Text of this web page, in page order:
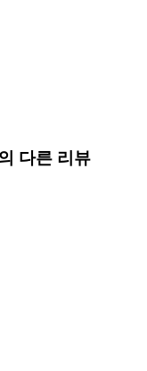
다른 리뷰